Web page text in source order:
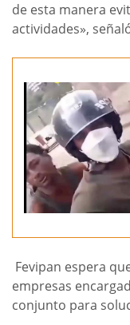
de esta manera
actividades»,
Fevipan espera
empresas
conjunto para